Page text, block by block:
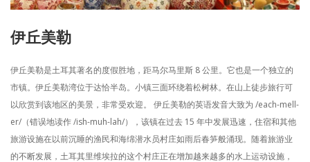
伊丘美勒
伊丘美勒是土耳其著名的度假胜地，距马尔马里斯 8 公里。它也是一个独立的
市镇。伊丘美勒湾位于达恰半岛。小镇三面环绕着松树林。在山上徒步旅行可
以欣赏到该地区的美景，非常受欢迎。 伊丘美勒的英语发音大致为 /each-mell-
er/（错误地读作 /ish-muh-lah/），该镇在过去 15 年中发展迅速，住宿和其他
旅游设施在以前沉睡的渔民和海绵潜水员村庄如雨后春笋般涌现。随着旅游业
的不断发展，土耳其里维埃拉的这个村庄正在增加越来越多的水上运动设施，